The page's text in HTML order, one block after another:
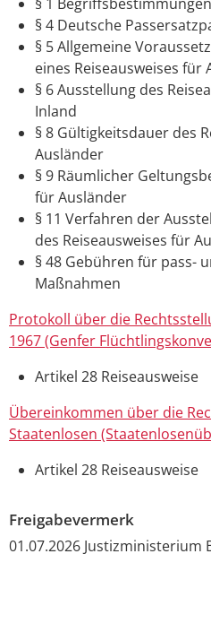
§ 4 Deutsche
§ 5 Allgemeine
eines Reiseausweises für
§ 6 Ausstellung des
Inland
§ 8 Gültigkeitsdauer des
Ausländer
§ 9 Räumlicher
für Ausländer
§ 11 Verfahren der
des Reiseausweises für
§ 48 Gebühren für pass-
Maßnahmen
Protokoll über die
1967 (Genfer
Artikel 28 Reiseausweise
Übereinkommen über die
Staatenlosen
Artikel 28 Reiseausweise
Freigabevermerk
01.07.2026